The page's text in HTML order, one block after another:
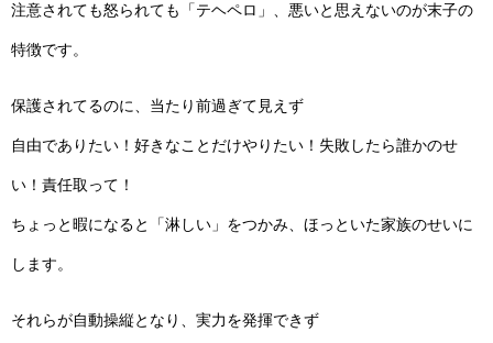
注意されても怒られても「テヘペロ」、悪いと思えないのが末子の
特徴です。
保護されてるのに、当たり前過ぎて見えず
自由でありたい！好きなことだけやりたい！失敗したら誰かのせ
い！責任取って！
ちょっと暇になると「淋しい」をつかみ、ほっといた家族のせいに
します。
それらが自動操縦となり、実力を発揮できず